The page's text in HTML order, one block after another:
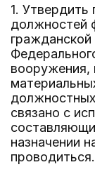
1. Утвердить
должностей
вооружения,
связано с
назначении
проводиться.